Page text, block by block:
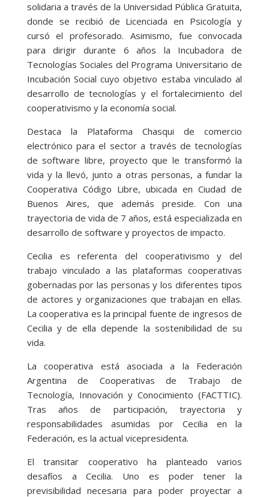
solidaria a través de la Universidad Pública Gratuita,
donde se recibió de Licenciada en Psicología y
cursó el profesorado. Asimismo, fue convocada
para dirigir durante 6 años la Incubadora de
Tecnologías Sociales del Programa Universitario de
Incubación Social cuyo objetivo estaba vinculado al
desarrollo de tecnologías y el fortalecimiento del
cooperativismo y la economía social.
Destaca la Plataforma Chasqui de comercio
electrónico para el sector a través de tecnologías
de software libre, proyecto que le transformó la
vida y la llevó, junto a otras personas, a fundar la
Cooperativa Código Libre, ubicada en Ciudad de
Buenos Aires, que además preside. Con una
trayectoria de vida de 7 años, está especializada en
desarrollo de software y proyectos de impacto.
Cecilia es referenta del cooperativismo y del
trabajo vinculado a las plataformas cooperativas
gobernadas por las personas y los diferentes tipos
de actores y organizaciones que trabajan en ellas.
La cooperativa es la principal fuente de ingresos de
Cecilia y de ella depende la sostenibilidad de su
vida.
La cooperativa está asociada a la Federación
Argentina de Cooperativas de Trabajo de
Tecnología, Innovación y Conocimiento (FACTTIC).
Tras años de participación, trayectoria y
responsabilidades asumidas por Cecilia en la
Federación, es la actual vicepresidenta.
El transitar cooperativo ha planteado varios
desafíos a Cecilia. Uno es poder tener la
previsibilidad necesaria para poder proyectar a